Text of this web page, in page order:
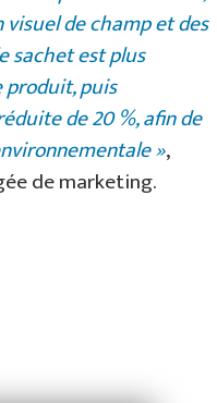
de champ et des
sachet est plus
puis
de 20 %, afin de
»,
de marketing.